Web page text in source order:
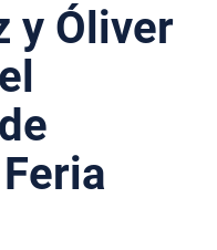
y Óliver